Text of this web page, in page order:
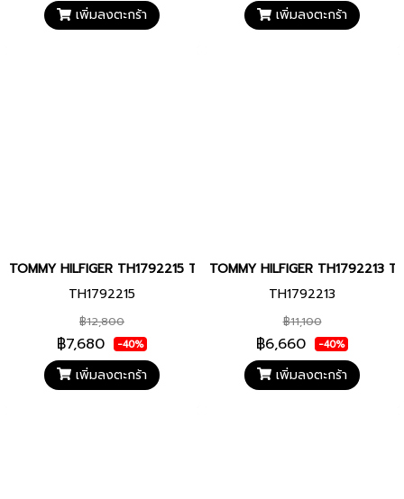
เพิ่มลงตะกร้า เพิ่มลงตะกร้า
TOMMY HILFIGER TH1792215 TH85 CHRONOGRAPH 41 MM นาฬิ
TH1792215
฿12,800
฿7,680 -40%
เพิ่มลงตะกร้า
TOMMY HILFIGER TH1792213
TH1792213
฿11,100
฿6,660 -40%
เพิ่มลงตะกร้า